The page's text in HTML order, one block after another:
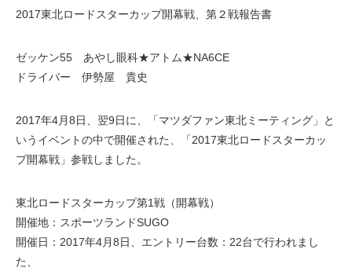
2017東北ロードスターカップ開幕戦、第２戦報告書
ゼッケン55 あやし眼科★アトム★NA6CE
ドライバー 伊勢屋 貴史
2017年4月8日、翌9日に、「マツダファン東北ミーティング」と
いうイベントの中で開催された、「2017東北ロードスターカッ
プ開幕戦」参戦しました。
東北ロードスターカップ第1戦（開幕戦）
開催地：スポーツランドSUGO
開催日：2017年4月8日、エントリー台数：22台で行われまし
た、